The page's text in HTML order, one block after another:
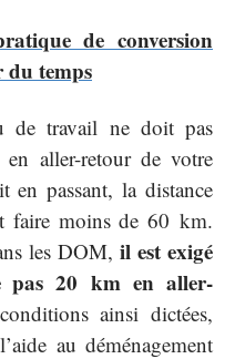
de conversion
du temps
de travail ne doit pas
en aller-retour de votre
en passant, la distance
faire moins de 60 km.
les DOM, il est exigé
pas 20 km en aller-
ainsi dictées,
au déménagement